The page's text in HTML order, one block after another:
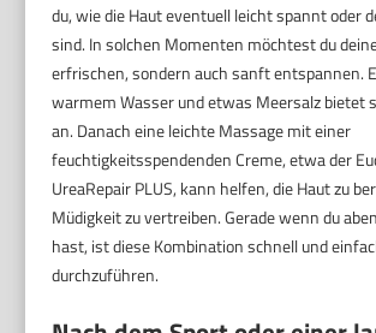
du, wie die Haut eventuell leicht spannt oder
sind. In solchen Momenten möchtest du
erfrischen, sondern auch sanft entspannen.
warmem Wasser und etwas Meersalz bietet
an. Danach eine leichte Massage mit einer
feuchtigkeitsspendenden Creme, etwa der
UreaRepair PLUS, kann helfen, die Haut zu
Müdigkeit zu vertreiben. Gerade wenn du
hast, ist diese Kombination schnell und
durchzuführen.